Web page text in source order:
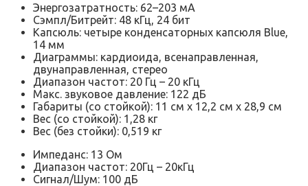
Энергозатратность: 62–203 мA
Сэмпл/Битрейт: 48 кГц, 24 бит
Капсюль: четыре конденсаторных капсюля Blue,
14 мм
Диаграммы: кардиоида, всенаправленная,
двунаправленная, стерео
Диапазон частот: 20 Гц – 20 кГц
Макс. звуковое давление: 122 дБ
Габариты (со стойкой): 11 см x 12,2 см x 28,9 см
Вес (со стойкой): 1,28 кг
Вес (без стойки): 0,519 кг
Импеданс: 13 Ом
Диапазон частот: 20Гц – 20кГц
Сигнал/Шум: 100 дБ